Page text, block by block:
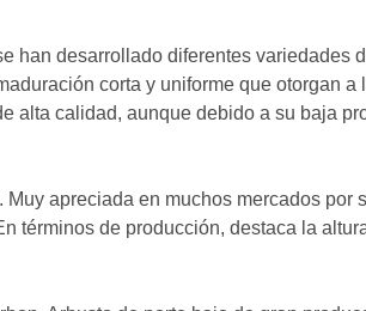
han desarrollado diferentes variedades
corta y uniforme que otorgan a
alta calidad, aunque debido a su baja
Muy apreciada en muchos mercados por
términos de producción, destaca la